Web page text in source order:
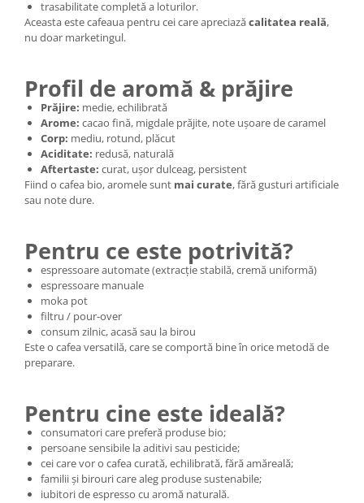
trasabilitate completă a loturilor.
Aceasta este cafeaua pentru cei care apreciazăcalitatea reală,
nu doar marketingul.
Profil de aromă & prăjire
Prăjire: medie, echilibrată
Arome: cacao fină, migdale prăjite, note ușoare de caramel
Corp: mediu, rotund, plăcut
Aciditate: redusă, naturală
Aftertaste: curat, ușor dulceag, persistent
Fiind o cafea bio, aromele sunt mai curate, fără gusturi artificiale
sau note dure.
Pentru ce este potrivită?
espressoare automate (extracție stabilă, cremă uniformă)
espressoare manuale
moka pot
filtru / pour-over
consum zilnic, acasă sau la birou
Este o cafea versatilă, care se comportă bine în orice metodă de
preparare.
Pentru cine este ideală?
consumatori care preferă produse bio;
persoane sensibile la aditivi sau pesticide;
cei care vor o cafea curată, echilibrată, fără amăreală;
familii și birouri care aleg produse sustenabile;
iubitori de espresso cu aromă naturală.